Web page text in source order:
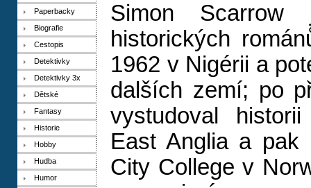
Paperbacky
Biografie
Cestopis
Detektivky
Detektivky 3x
Dětské
Fantasy
Historie
Hobby
Hudba
Humor
Simon
historických
1962 v Nigérii a
dalších zemí; po
vystudoval
East Anglia a
City College v